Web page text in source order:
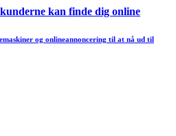
kan finde dig online
og onlineannoncering til at nå ud til